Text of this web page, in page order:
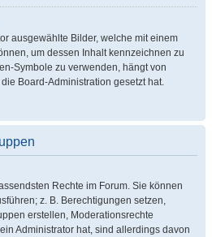
ausgewählte Bilder, welche mit einem
um dessen Inhalt kennzeichnen zu
Symbole zu verwenden, hängt von
Board-Administration gesetzt hat.
Rechte im Forum. Sie können
z. B. Berechtigungen setzen,
erstellen, Moderationsrechte
Administrator hat, sind allerdings davon